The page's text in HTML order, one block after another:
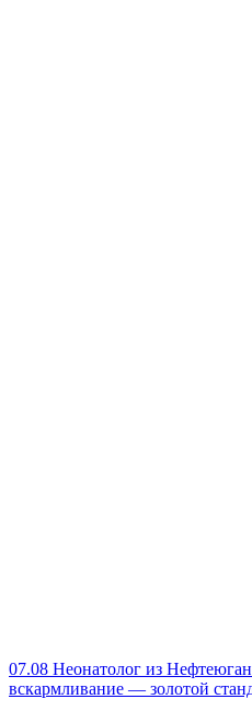
07.08 Неонатолог из
вскармливание — золотой